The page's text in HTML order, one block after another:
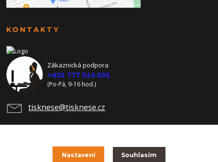
KONTAKTY
Zákaznická podpora
+420 777 524 005
(Po-Pá, 9-16 hod.)
tisknese@tisknese.cz
Nastavení Souhlasím